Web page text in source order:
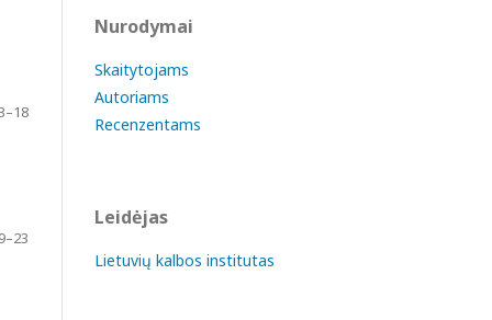
Nurodymai
Skaitytojams
Autoriams
Recenzentams
Leidėjas
Lietuvių kalbos institutas